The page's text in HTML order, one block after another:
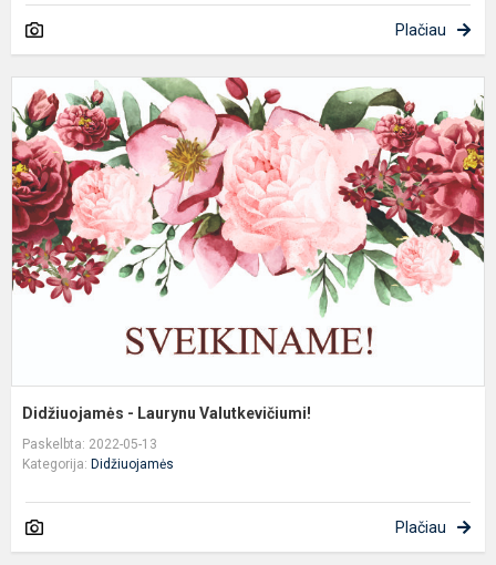
Plačiau
Didžiuojamės - Laurynu Valutkevičiumi!
Paskelbta: 2022-05-13
Kategorija: Didžiuojamės
Plačiau